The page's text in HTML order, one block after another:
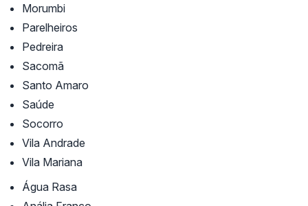
Morumbi
Parelheiros
Pedreira
Sacomã
Santo Amaro
Saúde
Socorro
Vila Andrade
Vila Mariana
Água Rasa